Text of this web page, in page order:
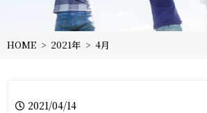
HOME 2021年 4月
2021/04/14